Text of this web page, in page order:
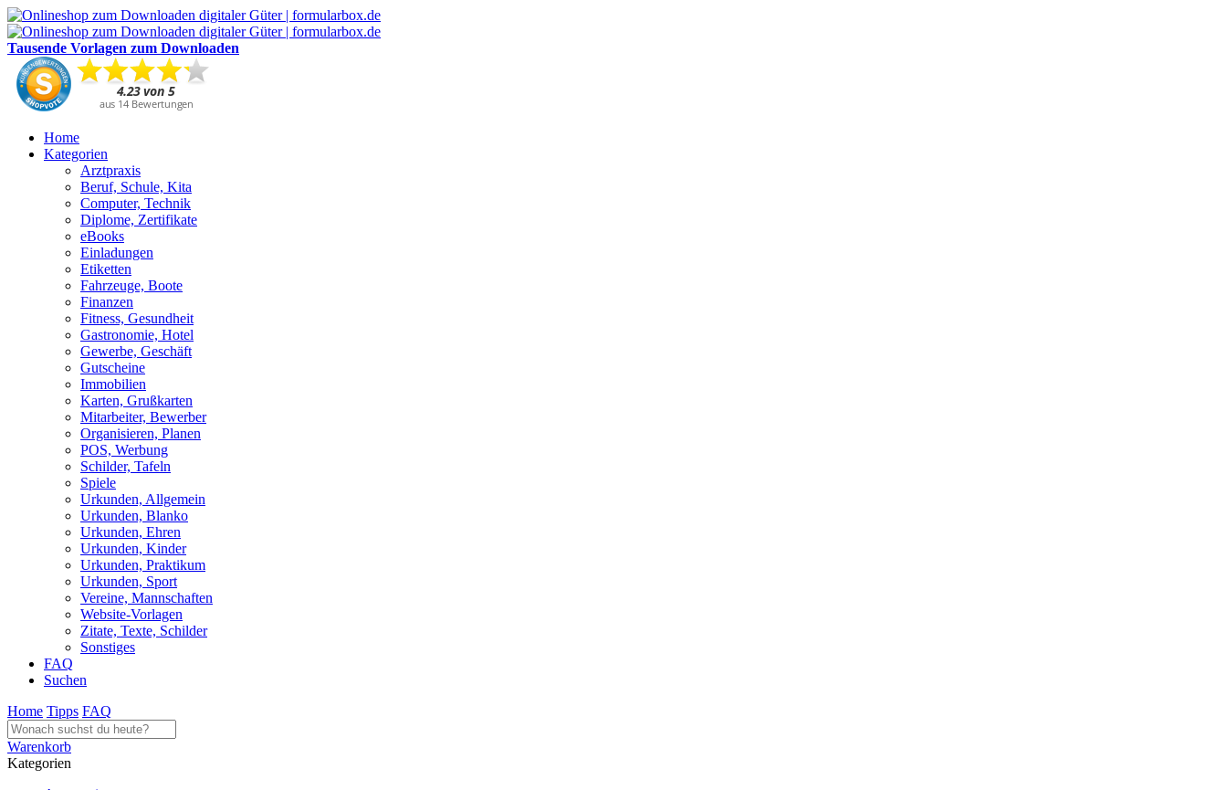
Tausende Vorlagen zum Downloaden
Home
Kategorien
Arztpraxis
Beruf, Schule, Kita
Computer, Technik
Diplome, Zertifikate
eBooks
Einladungen
Etiketten
Fahrzeuge, Boote
Finanzen
Fitness, Gesundheit
Gastronomie, Hotel
Gewerbe, Geschäft
Gutscheine
Immobilien
Karten, Grußkarten
Mitarbeiter, Bewerber
Organisieren, Planen
POS, Werbung
Schilder, Tafeln
Spiele
Urkunden, Allgemein
Urkunden, Blanko
Urkunden, Ehren
Urkunden, Kinder
Urkunden, Praktikum
Urkunden, Sport
Vereine, Mannschaften
Website-Vorlagen
Zitate, Texte, Schilder
Sonstiges
FAQ
Suchen
Home Tipps FAQ
Warenkorb
Kategorien